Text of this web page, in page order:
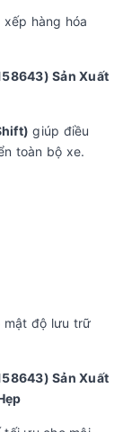
hàng hóa
Sản Xuất
giúp điều
toàn bộ xe.
mật độ lưu trữ
Sản Xuất